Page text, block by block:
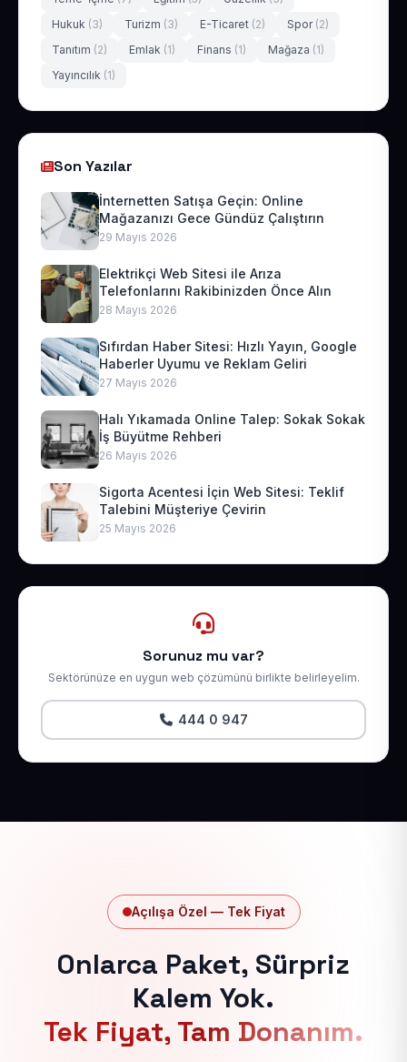
Hukuk (3) Turizm (3) E-Ticaret (2) Spor (2)
Tanıtım (2) Emlak (1) Finans (1) Mağaza (1)
Yayıncılık (1)
Son Yazılar
İnternetten Satışa Geçin: Online
Mağazanızı Gece Gündüz Çalıştırın
29 Mayıs 2026
Elektrikçi Web Sitesi ile Arıza
Telefonlarını Rakibinizden Önce Alın
28 Mayıs 2026
Sıfırdan Haber Sitesi: Hızlı Yayın, Google
Haberler Uyumu ve Reklam Geliri
27 Mayıs 2026
Halı Yıkamada Online Talep: Sokak Sokak
İş Büyütme Rehberi
26 Mayıs 2026
Sigorta Acentesi İçin Web Sitesi: Teklif
Talebini Müşteriye Çevirin
25 Mayıs 2026
Sorunuz mu var?
Sektörünüze en uygun web çözümünü birlikte belirleyelim.
444 0 947
Açılışa Özel — Tek Fiyat
Onlarca Paket, Sürpriz
Kalem Yok.
Tek Fiyat, Tam Donanım.